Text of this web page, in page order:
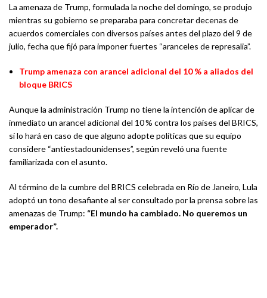
La amenaza de Trump, formulada la noche del domingo, se produjo
mientras su gobierno se preparaba para concretar decenas de
acuerdos comerciales con diversos países antes del plazo del 9 de
julio, fecha que fijó para imponer fuertes “aranceles de represalia”.
Trump amenaza con arancel adicional del 10 % a aliados del
bloque BRICS
Aunque la administración Trump no tiene la intención de aplicar de
inmediato un arancel adicional del 10 % contra los países del BRICS,
sí lo hará en caso de que alguno adopte políticas que su equipo
considere “antiestadounidenses”, según reveló una fuente
familiarizada con el asunto.
Al término de la cumbre del BRICS celebrada en Río de Janeiro, Lula
adoptó un tono desafiante al ser consultado por la prensa sobre las
amenazas de Trump: “El mundo ha cambiado. No queremos un
emperador”.